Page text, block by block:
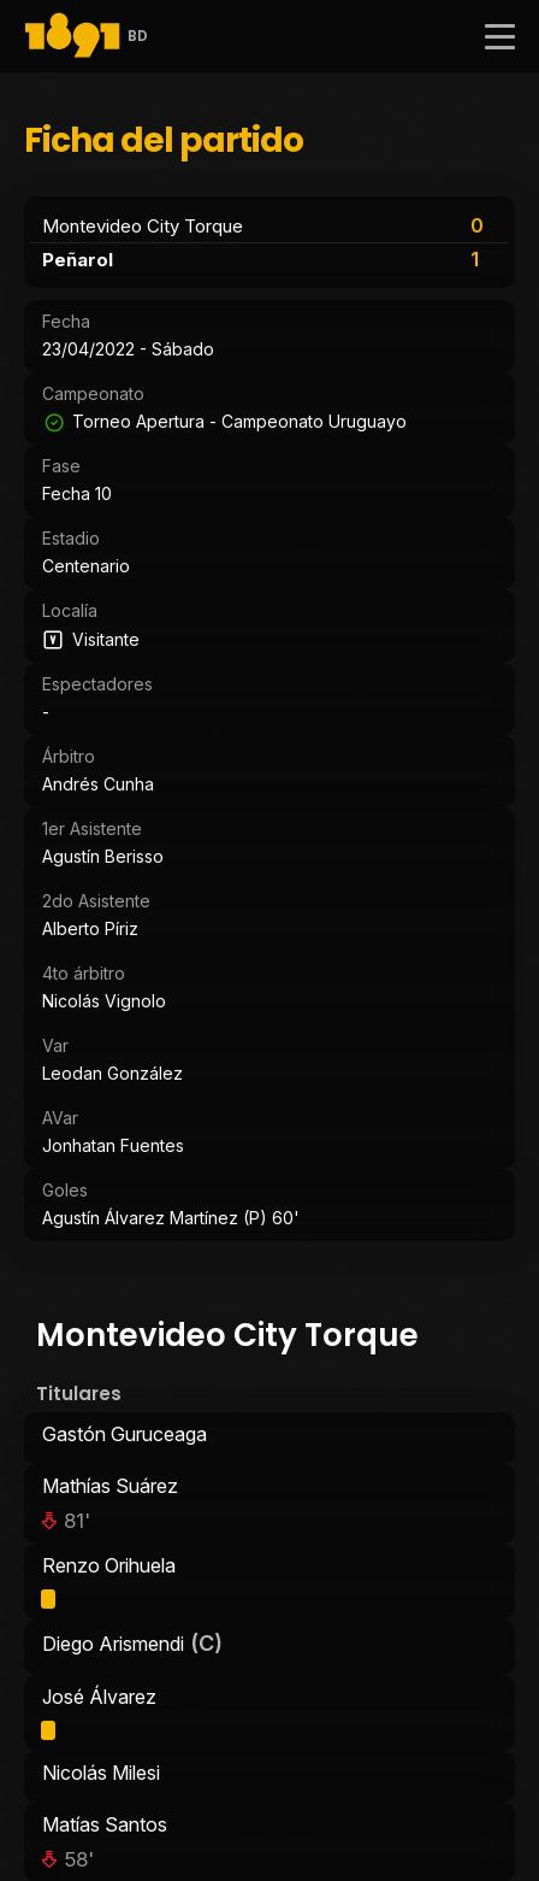
BD
Ficha del partido
Montevideo City Torque
0
1
Peñarol
Fecha
23/04/2022 - Sábado
Campeonato
Torneo Apertura - Campeonato Uruguayo
Fase
Fecha 10
Estadio
Centenario
Localía
Visitante
Espectadores
-
Árbitro
Andrés Cunha
1er Asistente
Agustín Berisso
2do Asistente
Alberto Píriz
4to árbitro
Nicolás Vignolo
Var
Leodan González
AVar
Jonhatan Fuentes
Goles
Agustín Álvarez Martínez (P) 60'
Montevideo City Torque
Titulares
Gastón Guruceaga
Mathías Suárez
81'
Renzo Orihuela
Diego Arismendi (C)
José Álvarez
Nicolás Milesi
Matías Santos
58'